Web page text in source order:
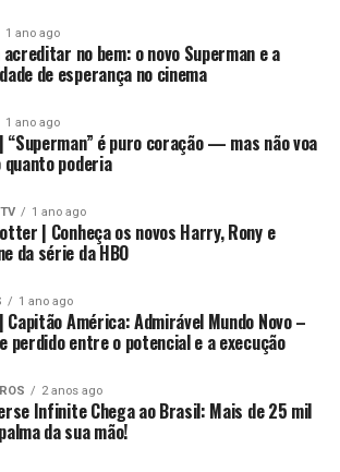
1 ano ago
no bem: o novo Superman e a
de esperança no cinema
1 ano ago
é puro coração — mas não voa
poderia
1 ano ago
| Conheça os novos Harry, Rony e
da série da HBO
1 ano ago
América: Admirável Mundo Novo –
perdido entre o potencial e a execução
2 anos ago
Infinite Chega ao Brasil: Mais de 25 mil
da sua mão!